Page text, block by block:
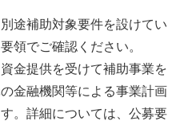
補助対象要件を設けてい
領でご確認ください。
提供を受けて補助事業を
金融機関等による事業計画
。詳細については、公募要